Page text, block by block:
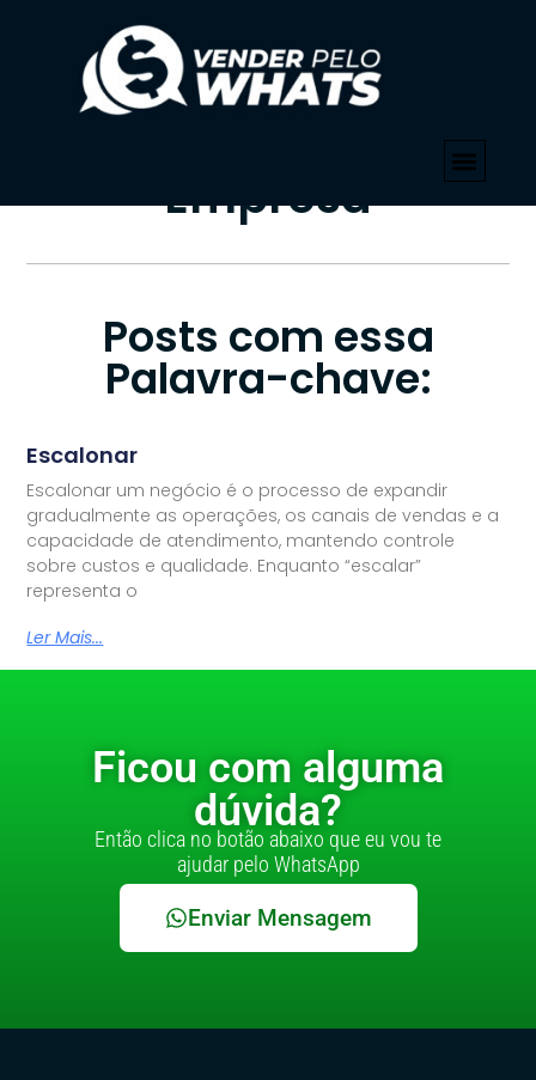
PALAVRA-CHAVE
Início»Escalonar Empresa
Empresa
Posts com essa
Palavra-chave:
Escalonar
Escalonar um negócio é o processo de expandir
gradualmente as operações, os canais de vendas e a
capacidade de atendimento, mantendo controle
sobre custos e qualidade. Enquanto “escalar”
representa o
Ler Mais...
Ficou com alguma
dúvida?
Então clica no botão abaixo que eu vou te
ajudar pelo WhatsApp
Enviar Mensagem